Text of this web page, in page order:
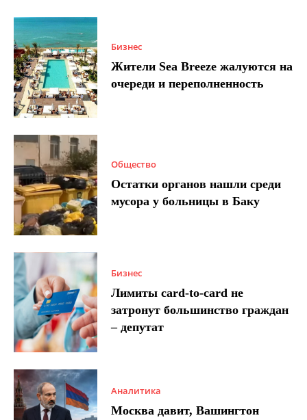
Бизнес
Жители Sea Breeze жалуются на
очереди и переполненность
Общество
Остатки органов нашли среди
мусора у больницы в Баку
Бизнес
Лимиты card-to-card не
затронут большинство граждан
– депутат
Аналитика
Москва давит, Вашингтон